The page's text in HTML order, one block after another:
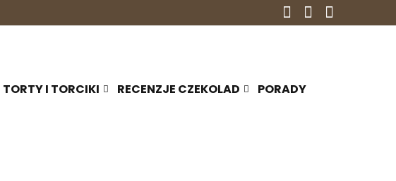
TORTY I TORCIKI RECENZJE CZEKOLAD PORADY